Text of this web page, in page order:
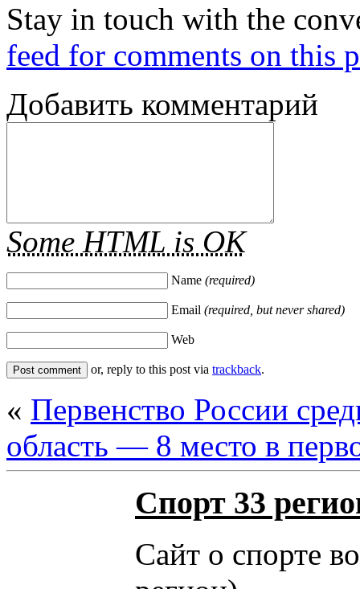
Stay in touch with the
feed for comments on this
Добавить комментарий
Some HTML is OK
Name (required)
Email (required, but never shared)
Web
or, reply to this post via trackback.
« Первенство России
область — 8 место в
Спорт 33
Сайт о спорте